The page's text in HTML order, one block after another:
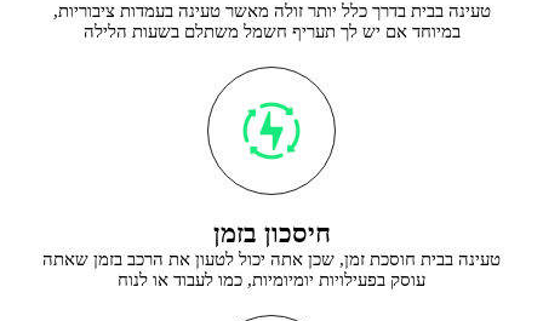
טעינה בבית בדרך כלל יותר זולה מאשר טעינה בעמדות ציבוריות,
במיוחד אם יש לך תעריף חשמל משתלם בשעות הלילה
חיסכון בזמן
טעינה בבית חוסכת זמן, שכן אתה יכול לטעון את הרכב בזמן שאתה
עוסק בפעילויות יומיומיות, כמו לעבוד או לנוח